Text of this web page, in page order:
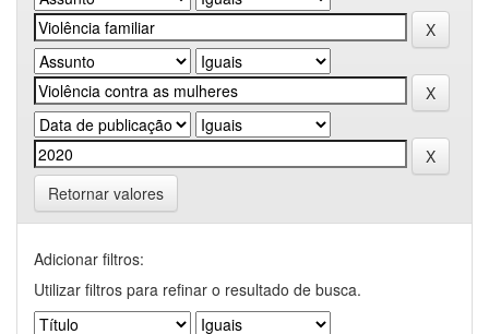
Retornar valores
Adicionar filtros:
Utilizar filtros para refinar o resultado de busca.